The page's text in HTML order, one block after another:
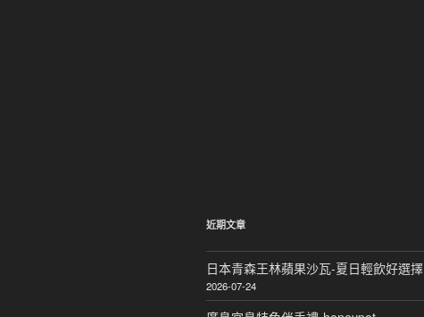
近期文章
日本青森王林蘋果沙瓦-夏日輕飲好選擇
2026-07-24